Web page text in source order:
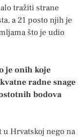
tražiti strane
a 21 posto njih je
što je udio
je onih koje
radne snage
bodova
Hrvatskoj nego na